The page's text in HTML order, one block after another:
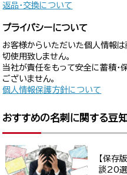
返品・交換について
プライバシーについて
お客様からいただいた個人情報
切使用致しません。
当社が責任をもって安全に蓄積・
ございません。
個人情報保護方針について
おすすめの名刺に関する豆
【保存
談20選